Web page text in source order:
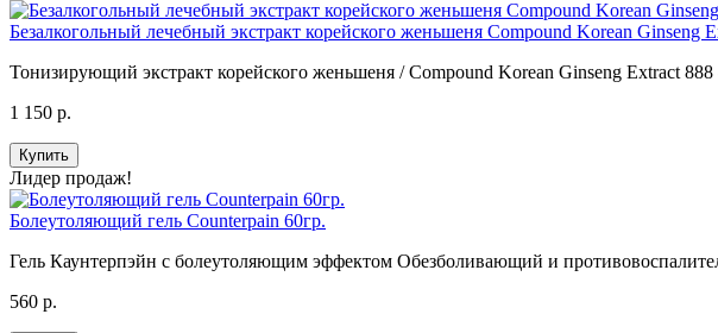
Безалкогольный лечебный экстракт корейского женьшеня Compound Korean Ginseng
Тонизирующий экстракт корейского женьшеня / Compound Korean Ginseng Extract 888
1 150 р.
Купить
Лидер продаж!
Болеутоляющий гель Counterpain 60гр.
Гель Каунтерпэйн с болеутоляющим эффектом Обезболивающий и
560 р.